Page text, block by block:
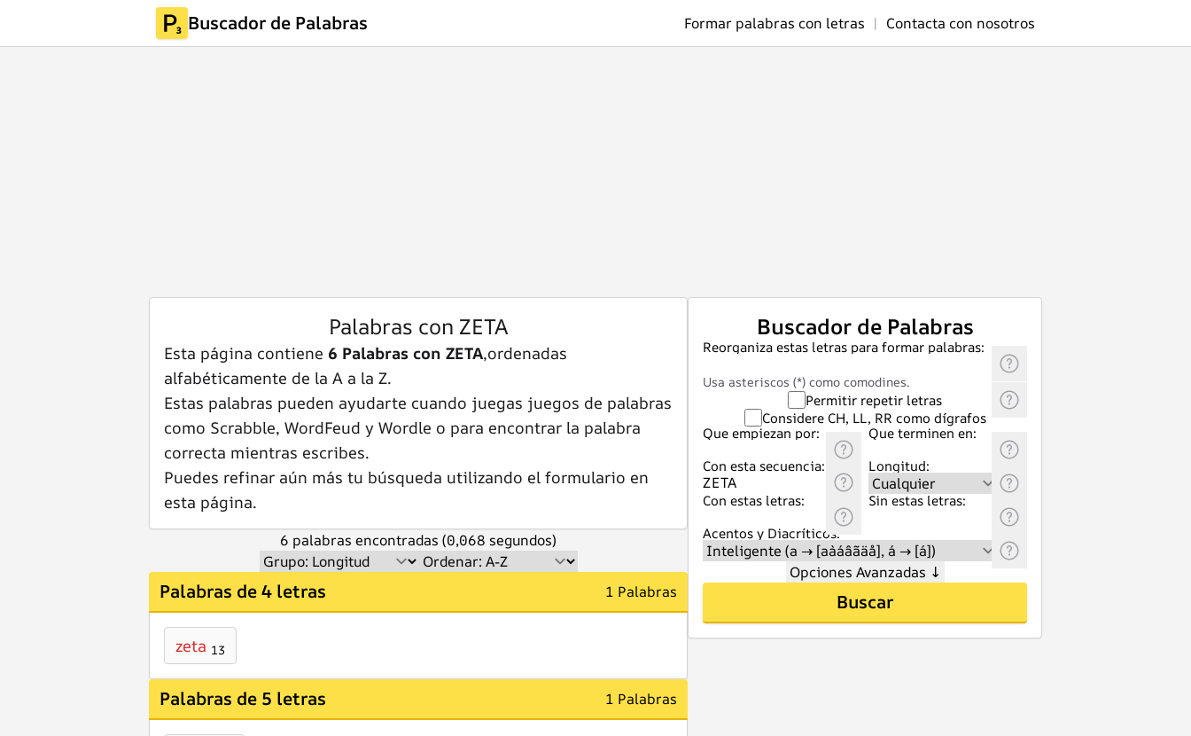
Buscador de Palabras Formar palabras con letras | Contacta con nosotros
Palabras con ZETA
Esta página contiene 6 Palabras con ZETA,ordenadas
alfabéticamente de la A a la Z.
Estas palabras pueden ayudarte cuando juegas juegos de palabras
como Scrabble, WordFeud y Wordle o para encontrar la palabra
correcta mientras escribes.
Puedes refinar aún más tu búsqueda utilizando el formulario en
esta página.
6 palabras encontradas (0,068 segundos)
Palabras de 4 letras 1 Palabras
zeta 13
Palabras de 5 letras 1 Palabras
Buscador de Palabras
Reorganiza estas letras para formar palabras:
Usa asteriscos (*) como comodines.
Permitir repetir letras
Considere CH, LL, RR como dígrafos
Que empiezan por:
Que terminen en:
Con esta secuencia:
Longitud:
Con estas letras:
Sin estas letras:
Acentos y Diacríticos:
Opciones Avanzadas ↓
Buscar